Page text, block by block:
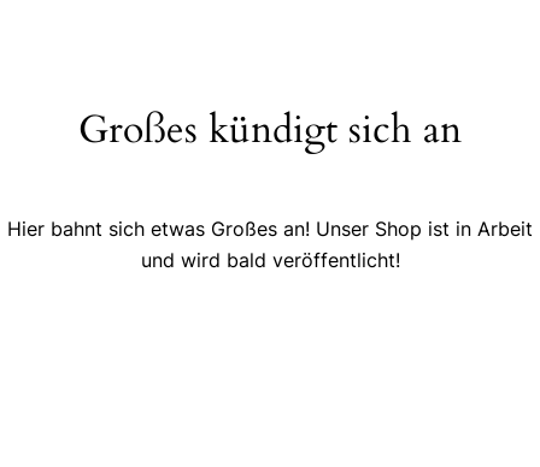
Großes kündigt sich an
Hier bahnt sich etwas Großes an! Unser Shop ist in Arbeit
und wird bald veröffentlicht!